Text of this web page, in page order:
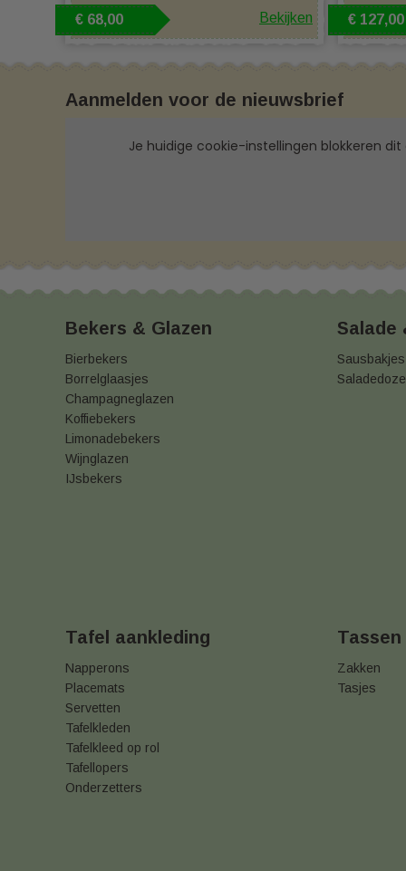
€ 68,00 Bekijken € 127,00
Aanmelden voor de nieuwsbrief
Je huidige cookie-instellingen blokkeren
Bekers & Glazen
Bierbekers
Borrelglaasjes
Champagneglazen
Koffiebekers
Limonadebekers
Wijnglazen
IJsbekers
Salade
Sausbakjes
Tafel aankleding
Napperons
Placemats
Servetten
Tafelkleden
Tafelkleed op rol
Tafellopers
Onderzetters
Zakken
Tasjes